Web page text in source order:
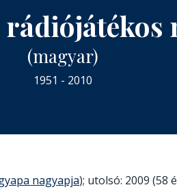
rádiójátékos
(magyar)
1951 - 2010
nagyapja); utolsó: 2009 (58